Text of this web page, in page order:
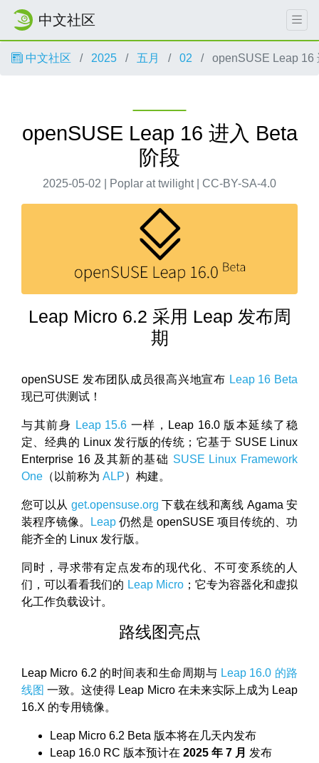
中文社区
中文社区 2025 五月 02 openSUSE Leap 16
openSUSE Leap 16 进入 Beta
阶段
2025-05-02 | Poplar at twilight | CC-BY-SA-4.0
Leap Micro 6.2 采用 Leap 发布周
期
openSUSE 发布团队成员很高兴地宣布 Leap 16 Beta
现已可供测试！
与其前身 Leap 15.6 一样，Leap 16.0 版本延续了稳
定、经典的 Linux 发行版的传统；它基于 SUSE Linux
Enterprise 16 及其新的基础 SUSE Linux Framework
One （以前称为 ALP）构建。
您可以从 get.opensuse.org 下载在线和离线 Agama 安
装程序镜像。
Leap 仍然是 openSUSE 项目传统的、功
能齐全的 Linux 发行版。
同时，寻求带有定点发布的现代化、不可变系统的人
们，可以看看我们的 Leap Micro；它专为容器化和虚拟
化工作负载设计。
路线图亮点
Leap Micro 6.2 的时间表和生命周期与 Leap 16.0 的路
线图 一致。这使得 Leap Micro 在未来实际上成为 Leap
16.X 的专用镜像。
Leap Micro 6.2 Beta 版本将在几天内发布
Leap 16.0 RC 版本预计在 2025 年 7 月 发布